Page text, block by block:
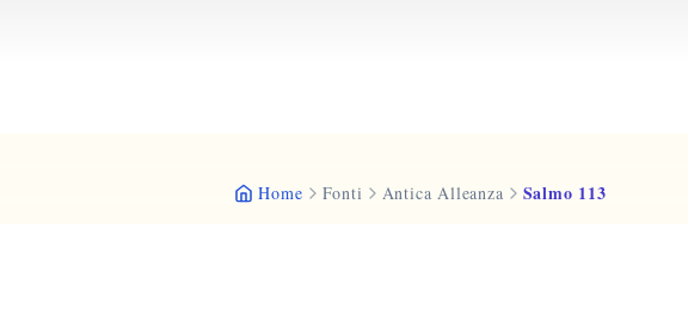
Home Fonti Antica Alleanza Salmo 113